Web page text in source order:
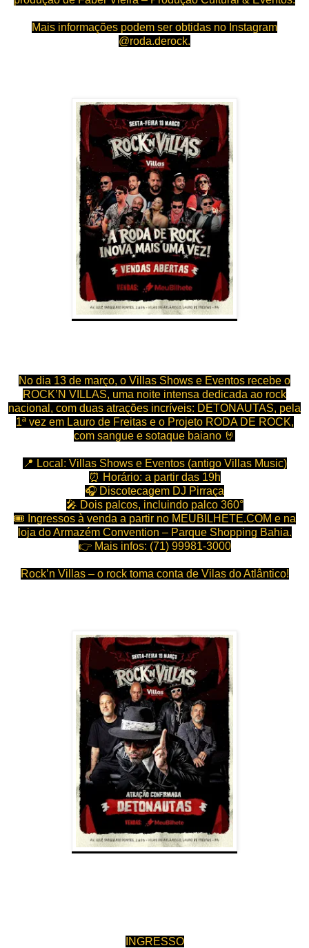
Mais informações podem ser obtidas no Instagram
@roda.derock.
No dia 13 de março, o Villas Shows e Eventos recebe o
ROCK’N VILLAS, uma noite intensa dedicada ao rock
nacional, com duas atrações incríveis: DETONAUTAS, pela
1ª vez em Lauro de Freitas e o Projeto RODA DE ROCK,
com sangue e sotaque baiano 🤘
📍 Local: Villas Shows e Eventos (antigo Villas Music)
⏰ Horário: a partir das 19h
🎧 Discotecagem DJ Pirraça
🎤 Dois palcos, incluindo palco 360°
🎟️ Ingressos à venda a partir no MEUBILHETE.COM e na
loja do Armazém Convention – Parque Shopping Bahia.
👉 Mais infos: (71) 99981-3000
Rock’n Villas – o rock toma conta de Vilas do Atlântico!
INGRESSO